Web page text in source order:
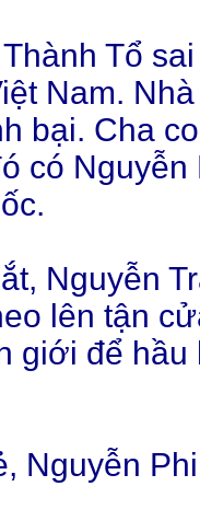
Tổ
Nam.
bại. Cha
có
Nguyễn
lên tận
giới để
Nguyễn